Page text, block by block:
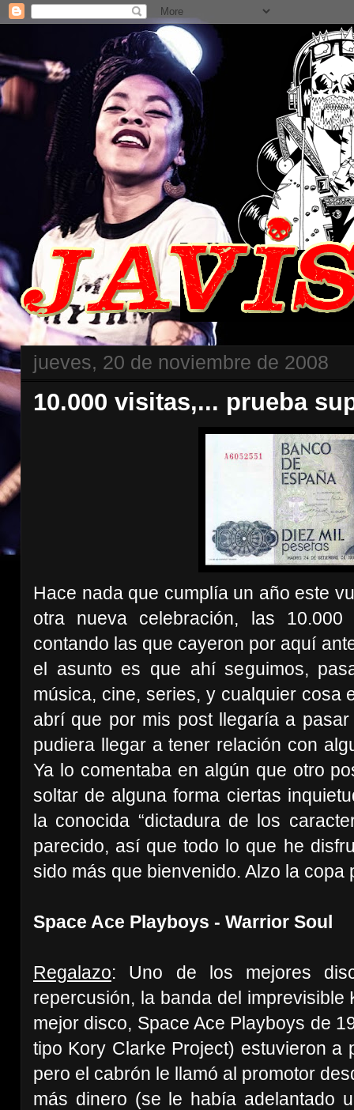
jueves, 20 de noviembre de 2008
10.000 visitas,... prueba
Hace nada que cumplía un año este
otra nueva celebración, las
contando las que cayeron por aquí
el asunto es que ahí seguimos,
música, cine, series, y cualquier cosa
abrí que por mis post llegaría a
pudiera llegar a tener relación con
Ya lo comentaba en algún que otro
soltar de alguna forma ciertas
la conocida “dictadura de los
parecido, así que todo lo que he
sido más que bienvenido. Alzo la copa
Space Ace Playboys - Warrior Soul
Regalazo: Uno de los mejores
repercusión, la banda del
mejor disco, Space Ace Playboys de
tipo Kory Clarke Project) estuvieron
pero el cabrón le llamó al promotor
más dinero (se le había adelantado